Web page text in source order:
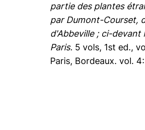
partie des plantes
par Dumont-Courset,
d'Abbeville ; ci-devant
Paris. 5 vols, 1st ed.,
Paris, Bordeaux. vol.